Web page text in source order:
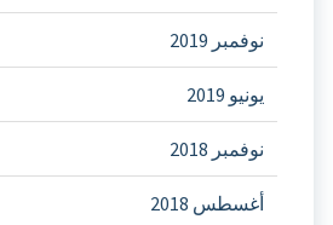
نوفمبر 2019
نوفمبر 2018
أغسطس 2018